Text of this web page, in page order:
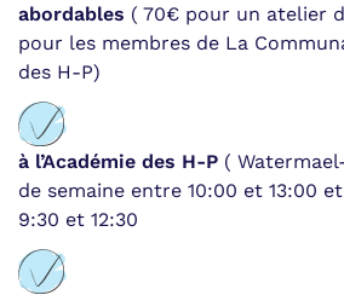
abordables ( 70€ pour un atelier
pour les membres de La
des H-P)
à l’Académie des H-P (
de semaine entre 10:00 et 13:00
9:30 et 12:30